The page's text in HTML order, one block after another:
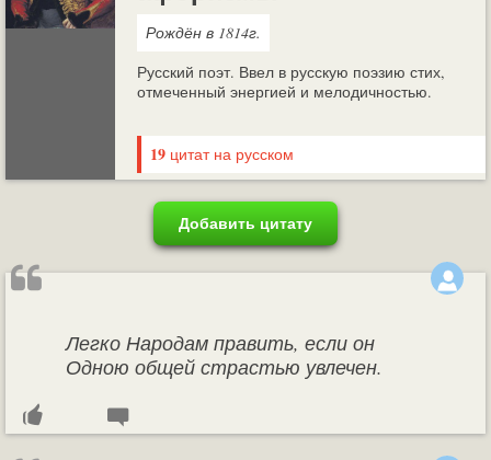
Рождён в 1814г.
Русский поэт. Ввел в русскую поэзию стих,
отмеченный энергией и мелодичностью.
19 цитат на русском
Добавить цитату
Легко Народам править, если он
Одною общей страстью увлечен.